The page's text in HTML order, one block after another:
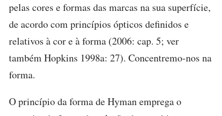
pelas cores e formas das marcas na sua superfície,
de acordo com princípios ópticos definidos e
relativos à cor e à forma (2006: cap. 5; ver
também Hopkins 1998a: 27). Concentremo-nos na
forma.
O princípio da forma de Hyman emprega o